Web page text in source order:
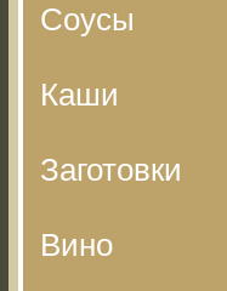
Соусы
Каши
Заготовки
Вино